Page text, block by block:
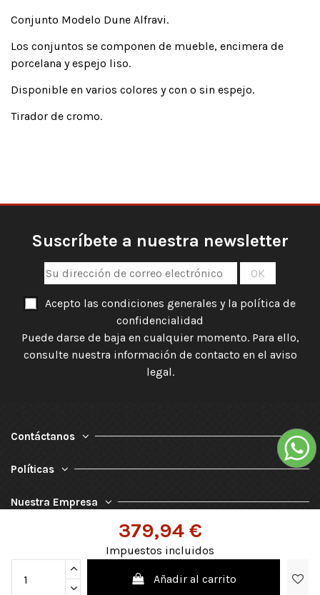
379,94 €
Impuestos incluidos
Añadir al carrito
Conjunto Modelo Dune Alfravi.
Los conjuntos se componen de mueble, encimera de
porcelana y espejo liso.
Disponible en varios colores y con o sin espejo.
Tirador de cromo.
Suscríbete a nuestra newsletter
Acepto las condiciones generales y la política de
confidencialidad
Puede darse de baja en cualquier momento. Para ello,
consulte nuestra información de contacto en el aviso
legal.
Contáctanos
Políticas
Nuestra Empresa